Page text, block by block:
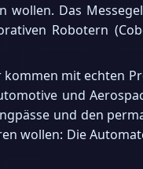
Das
Robotern
mit echten
und
und den
wollen: Die